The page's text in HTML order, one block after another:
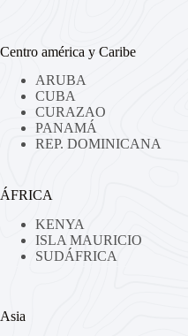
Centro américa y Caribe
ARUBA
CUBA
CURAZAO
PANAMÁ
REP. DOMINICANA
ÁFRICA
KENYA
ISLA MAURICIO
SUDÁFRICA
Asia